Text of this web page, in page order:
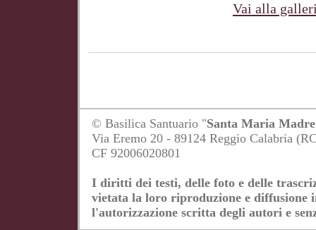
Vai alla
© Basilica Santuario "Santa Maria
Via Eremo 20 - 89124 Reggio Calabria
CF 92006020801
I diritti dei testi, delle foto e delle
vietata la loro riproduzione e diffusione
l'autorizzazione scritta degli autori e